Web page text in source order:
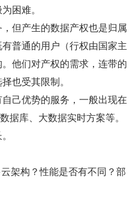
困难。
，但产生的数据产权也是归属
普通的用户（行权由国家主
他们对产权的需求，连带的
也受其限制。
自己优势的服务，一般出现在
据库、大数据实时方案等。
架构？性能是否有不同？部